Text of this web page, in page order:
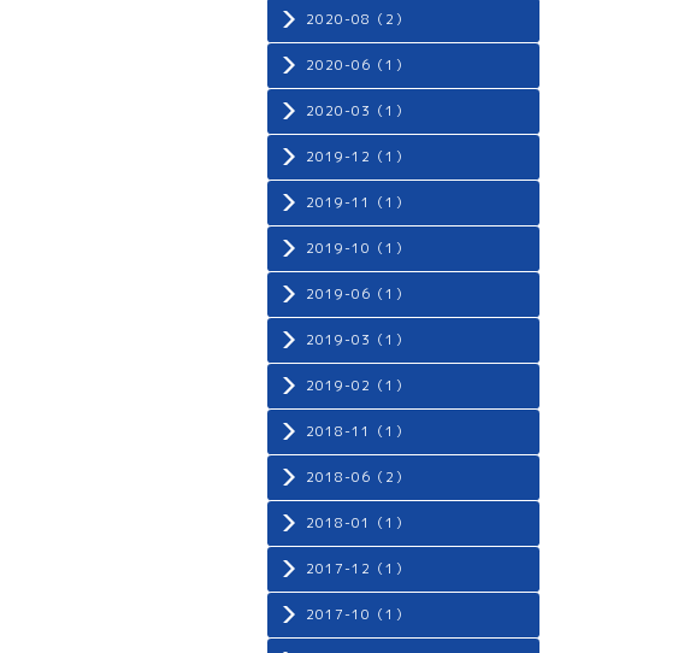
2020-08（2）
2020-06（1）
2020-03（1）
2019-12（1）
2019-11（1）
2019-10（1）
2019-06（1）
2019-03（1）
2019-02（1）
2018-11（1）
2018-06（2）
2018-01（1）
2017-12（1）
2017-10（1）